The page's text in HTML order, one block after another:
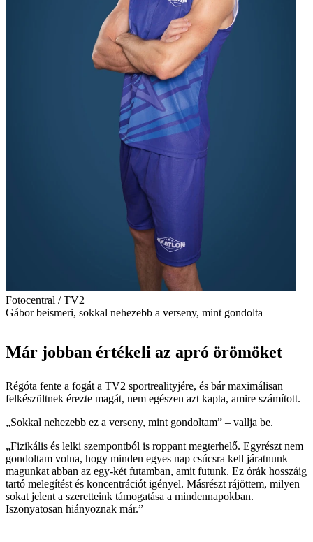
Fotocentral / TV2
Gábor beismeri, sokkal nehezebb a verseny, mint gondolta
Már jobban értékeli az apró örömöket
Régóta fente a fogát a TV2 sportrealityjére, és bár maximálisan
felkészültnek érezte magát, nem egészen azt kapta, amire számított.
„Sokkal nehezebb ez a verseny, mint gondoltam” – vallja be.
„Fizikális és lelki szempontból is roppant megterhelő. Egyrészt nem
gondoltam volna, hogy minden egyes nap csúcsra kell járatnunk
magunkat abban az egy-két futamban, amit futunk. Ez órák hosszáig
tartó melegítést és koncentrációt igényel. Másrészt rájöttem, milyen
sokat jelent a szeretteink támogatása a mindennapokban.
Iszonyatosan hiányoznak már.”